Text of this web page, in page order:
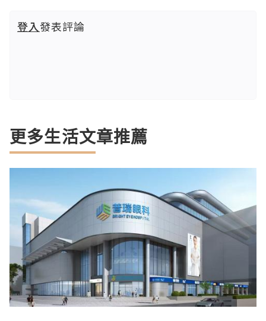
登入發表評論
更多生活文章推薦